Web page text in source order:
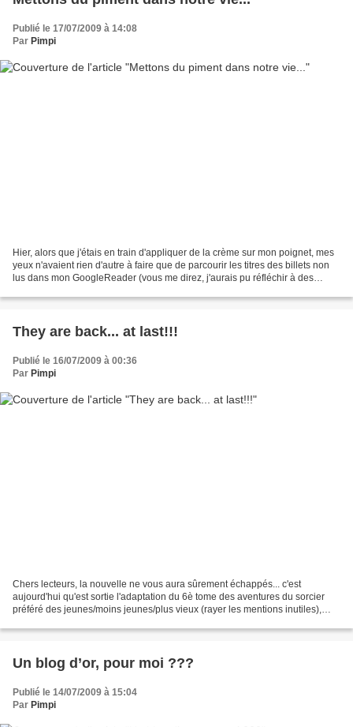
Publié le 17/07/2009 à 14:08
Par Pimpi
Hier, alors que j'étais en train d'appliquer de la crème sur mon poignet, mes
yeux n'avaient rien d'autre à faire que de parcourir les titres des billets non
lus dans mon GoogleReader (vous me direz, j'aurais pu réfléchir à des
They are back... at last!!!
Publié le 16/07/2009 à 00:36
Par Pimpi
Chers lecteurs, la nouvelle ne vous aura sûrement échappés... c'est
aujourd'hui qu'est sortie l'adaptation du 6è tome des aventures du sorcier
préféré des jeunes/moins jeunes/plus vieux (rayer les mentions inutiles),
Un blog d’or, pour moi ???
Publié le 14/07/2009 à 15:04
Par Pimpi